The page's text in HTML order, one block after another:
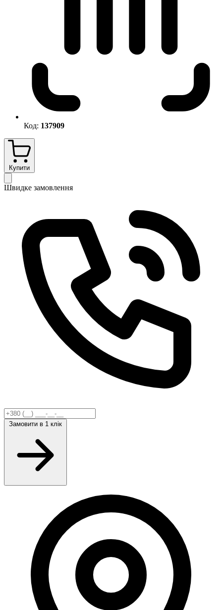
Код: 137909
Купити
Швидке замовлення
Замовити в 1 клік